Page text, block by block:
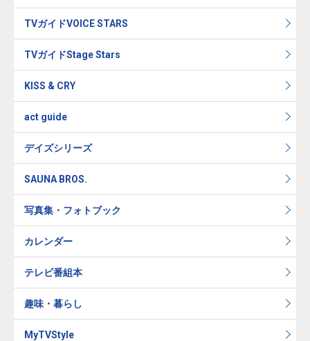
TVガイドVOICE STARS
TVガイドStage Stars
KISS & CRY
act guide
デイズシリーズ
SAUNA BROS.
写真集・フォトブック
カレンダー
テレビ番組本
趣味・暮らし
MyTVStyle